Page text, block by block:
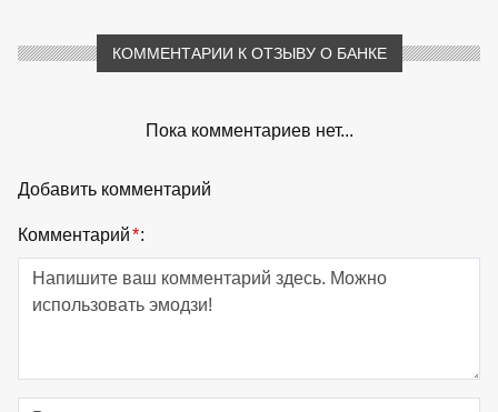
КОММЕНТАРИИ К ОТЗЫВУ О БАНКЕ
Пока комментариев нет...
Добавить комментарий
Комментарий*: